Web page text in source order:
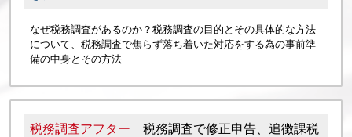
なぜ税務調査があるのか？税務調査の目的とその具体的な方法
について、税務調査で焦らず落ち着いた対応をする為の事前準
備の中身とその方法
税務調査アフター
税務調査で修正申告、追徴課税